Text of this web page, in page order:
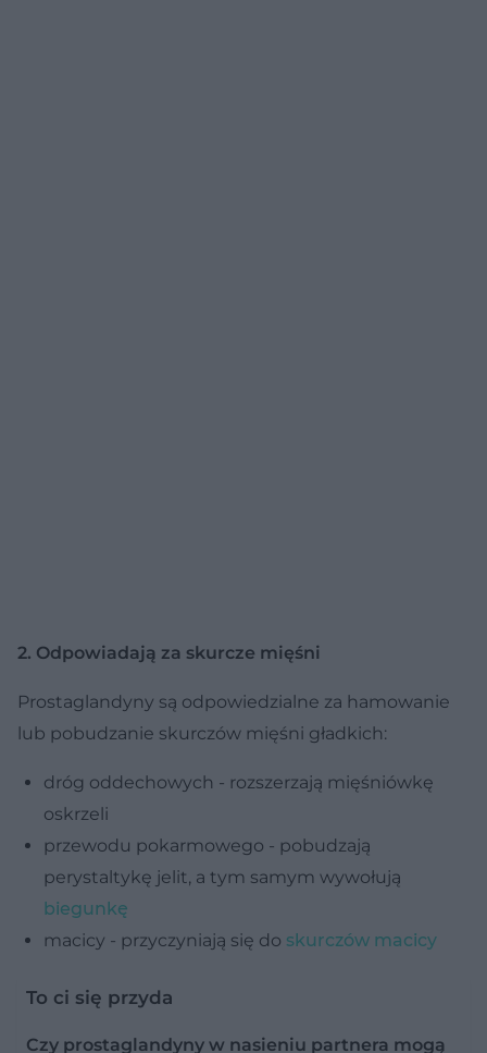
2. Odpowiadają za skurcze mięśni
Prostaglandyny są odpowiedzialne za hamowanie
lub pobudzanie skurczów mięśni gładkich:
dróg oddechowych - rozszerzają mięśniówkę
oskrzeli
przewodu pokarmowego - pobudzają
perystaltykę jelit, a tym samym wywołują
biegunkę
macicy - przyczyniają się do skurczów macicy
To ci się przyda
Czy prostaglandyny w nasieniu partnera mogą